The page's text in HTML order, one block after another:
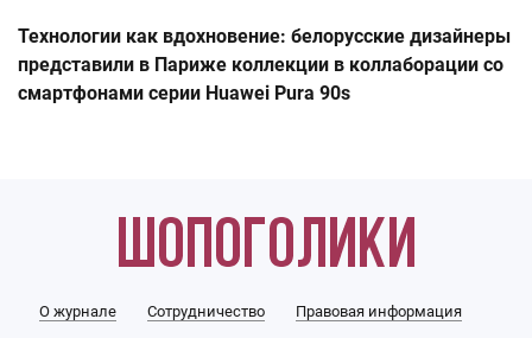
Технологии как вдохновение: белорусские дизайнеры
представили в Париже коллекции в коллаборации со
смартфонами серии Huawei Pura 90s
О журнале Сотрудничество Правовая информация